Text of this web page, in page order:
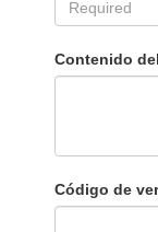
Contenido
Código de